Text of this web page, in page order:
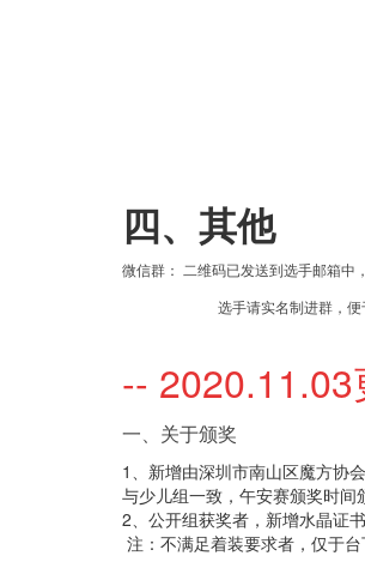
四、其他
微信群： 二维码已发送到选手邮箱中
选手请实名制进群 ，
-- 2020.11.03
一、关于颁奖
1、新增由深圳市南山区魔方协
与少儿组一致，午安赛颁奖时间
2、公开组获奖者，新增水晶证
注：不满足着装要求者，仅于台